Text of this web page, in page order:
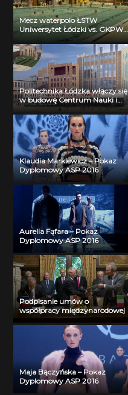
Mecz waterpolo ŁSTW
Uniwersytet Łódzki vs. GKPW
59 Gorzów
Politechnika Łódzka włączy się
w budowę Centrum Nauki i
Techniki w nowym Centrum
Łodzi
Klaudia Markiewicz – Pokaz
Dyplomowy ASP 2016
Aurelia Fąfara – Pokaz
Dyplomowy ASP 2016
Podpisanie umów o
współpracy międzynarodowej
Maja Bączyńska – Pokaz
Dyplomowy ASP 2016